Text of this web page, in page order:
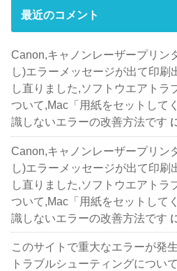
最近のコメント
Canon,キャノンレーザープリン
し)エラーメッセージが出て印刷
し直りました,ソフトウエアトラ
ついて,Mac「用紙をセットして
識しないエラーの改善方法です
Canon,キャノンレーザープリン
し)エラーメッセージが出て印刷
し直りました,ソフトウエアトラ
ついて,Mac「用紙をセットして
識しないエラーの改善方法です
このサイトで重大なエラーが発
トラブルシューティングについ